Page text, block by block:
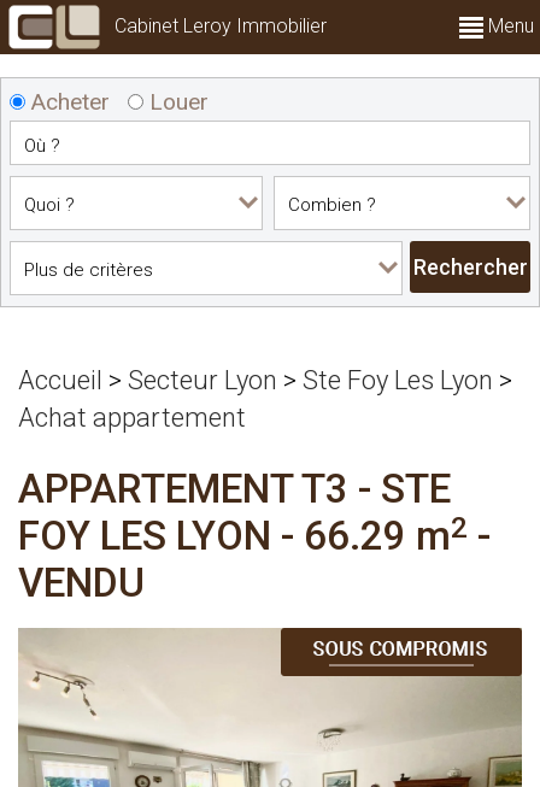
Cabinet Leroy Immobilier Menu
Acheter Louer
Accueil > Secteur Lyon > Ste Foy Les Lyon >
Achat appartement
APPARTEMENT T3 - STE
FOY LES LYON - 66.29 m2 -
VENDU